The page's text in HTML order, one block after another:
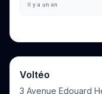
il y a un an
Voltéo
3 Avenue Edouard